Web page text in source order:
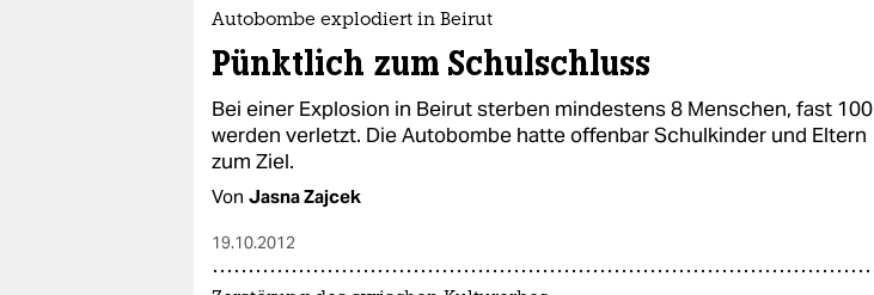
Autobombe explodiert in Beirut
Pünktlich zum Schulschluss
Bei einer Explosion in Beirut sterben mindestens 8 Menschen, fast 100
werden verletzt. Die Autobombe hatte offenbar Schulkinder und Eltern
zum Ziel.
Von Jasna Zajcek
19.10.2012